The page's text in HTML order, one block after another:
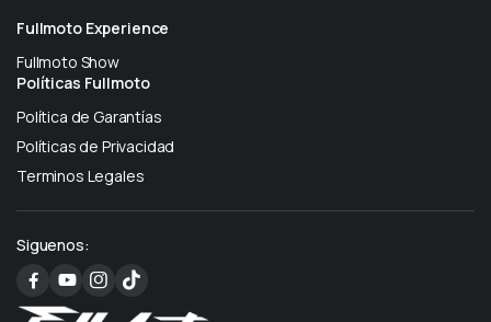
Fullmoto Experience
Fullmoto Show
Políticas Fullmoto
Política de Garantías
Políticas de Privacidad
Terminos Legales
Siguenos: